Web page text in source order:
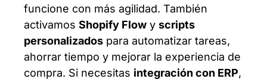
funcione con más agilidad. También
activamos Shopify Flow y scripts
personalizados para automatizar tareas,
ahorrar tiempo y mejorar la experiencia de
compra. Si necesitas integración con ERP,